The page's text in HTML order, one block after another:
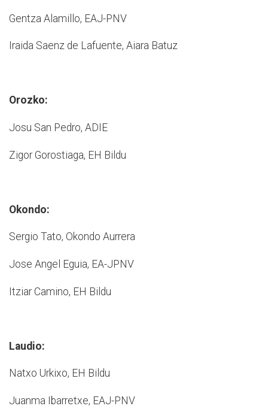
Gentza Alamillo, EAJ-­PNV
Iraida Saenz de Lafuente, Aiara Batuz
Orozko:
Josu San Pedro, ADIE
Zigor Gorostiaga, EH Bildu
Okondo:
Sergio Tato, Okondo Aurrera
Jose Angel Eguia, EA-J­PNV
Itziar Camino, EH Bildu
Laudio:
Natxo Urkixo, EH Bildu
Juanma Ibarretxe, EAJ-­PNV